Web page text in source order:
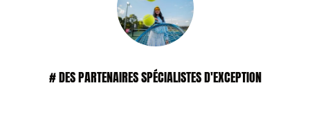
# DES PARTENAIRES SPÉCIALISTES D'EXCEPTION